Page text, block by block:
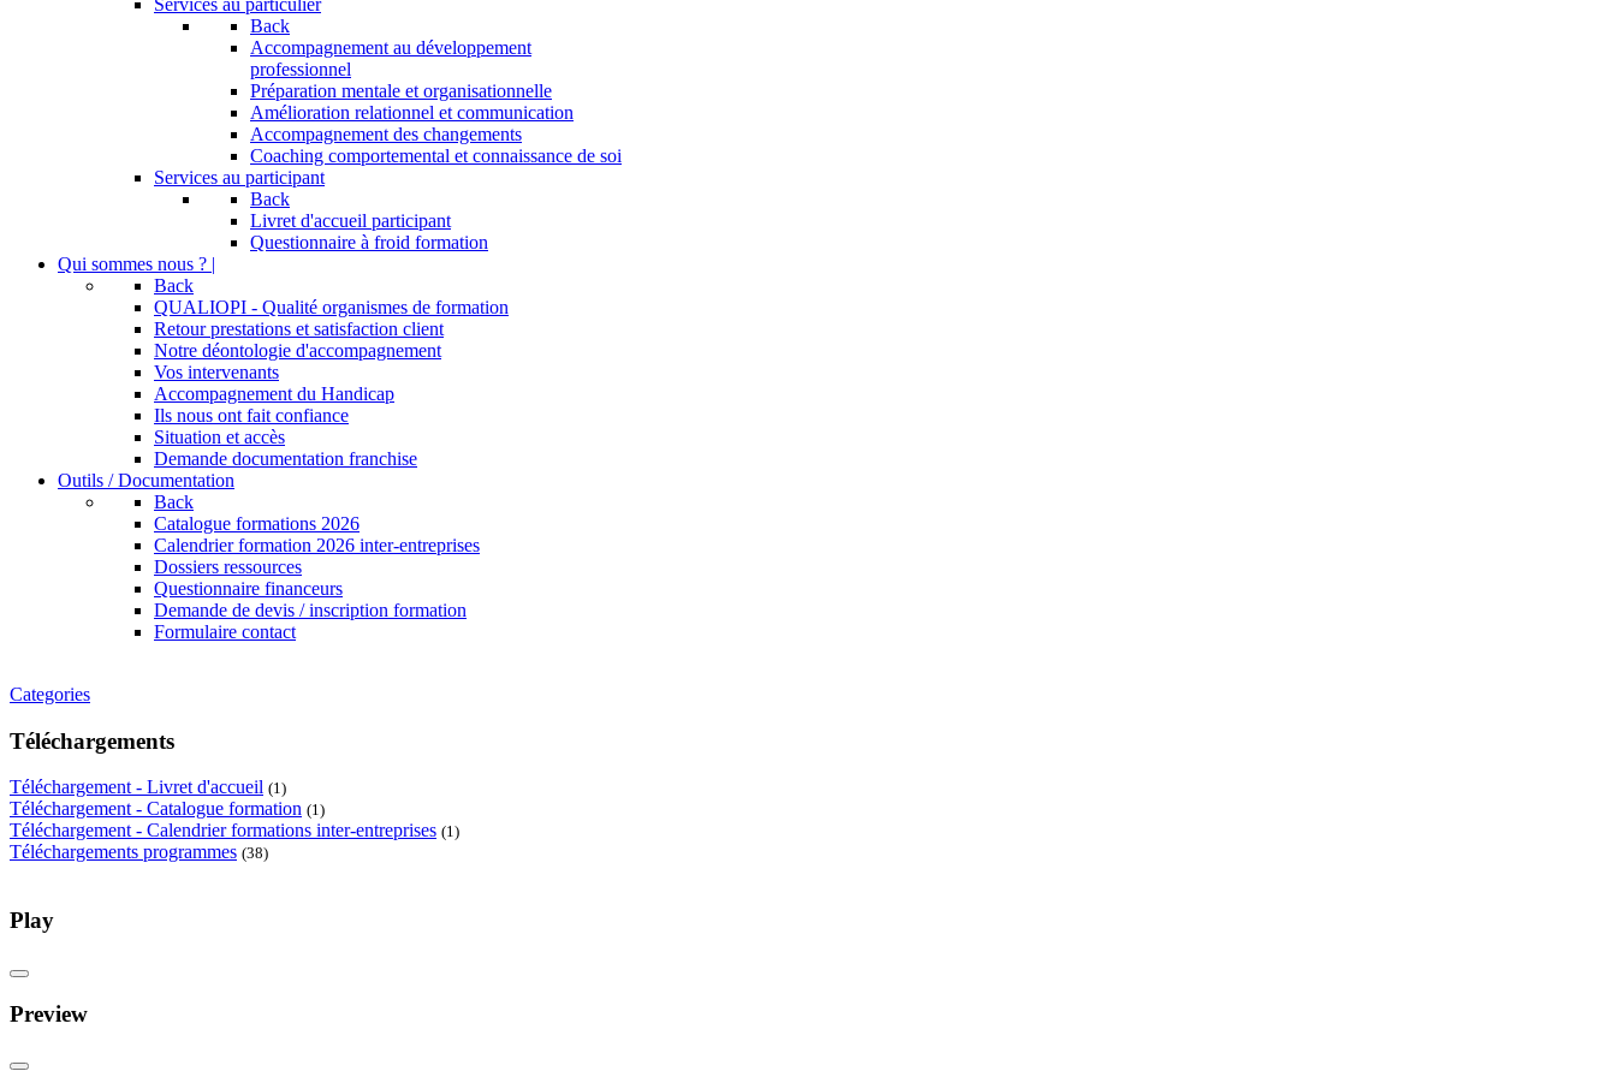
Services au particulier
Back
Accompagnement au développement
professionnel
Préparation mentale et organisationnelle
Amélioration relationnel et communication
Accompagnement des changements
Coaching comportemental et connaissance de soi
Services au participant
Back
Livret d'accueil participant
Questionnaire à froid formation
Qui sommes nous ? |
Back
QUALIOPI - Qualité organismes de formation
Retour prestations et satisfaction client
Notre déontologie d'accompagnement
Vos intervenants
Accompagnement du Handicap
Ils nous ont fait confiance
Situation et accès
Demande documentation franchise
Outils / Documentation
Back
Catalogue formations 2026
Calendrier formation 2026 inter-entreprises
Dossiers ressources
Questionnaire financeurs
Demande de devis / inscription formation
Formulaire contact
Categories
Téléchargements
Téléchargement - Livret d'accueil (1)
Téléchargement - Catalogue formation (1)
Téléchargement - Calendrier formations inter-entreprises (1)
Téléchargements programmes (38)
Play
Preview